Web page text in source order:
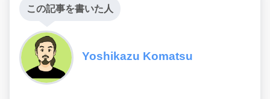
この記事を書いた人
Yoshikazu Komatsu